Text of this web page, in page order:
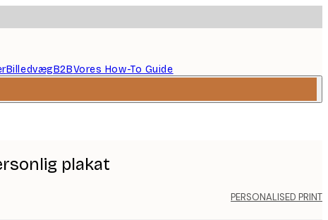
BilledvægB2BVores How-To Guide
plakat
PERSONALISED PRINT